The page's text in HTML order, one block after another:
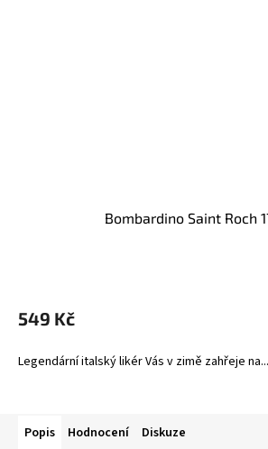
Bombardino Saint Roch
549 Kč
Legendární italský likér Vás v zimě zahřeje na...
Popis Hodnocení Diskuze